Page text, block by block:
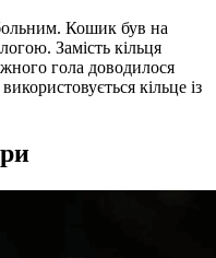
Кошик був на
Замість кільця
гола доводилося
кільце із